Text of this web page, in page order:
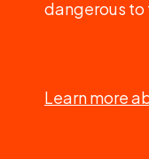
dangerous to
Learn more